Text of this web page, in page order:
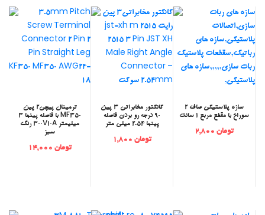
‫ترمینال پیچی2 پین
MF350 با فاصله پینها 3
میلیمتر 300V10A رنگ
سبز
تومان 14,000
‫کانکتور مخابراتی 3 پین
90 درجه رو بردی فاصله
پینها 2.54 میلی متر
تومان 1,800
‫سازه پلاستیکی صاف 2
سوراخ با مقطع مربع 1 سانت
تومان 2,800